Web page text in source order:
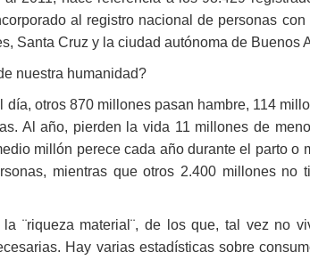
al registro nacional de personas
Santa Cruz y la ciudad autónoma de Buenos
nuestra humanidad?
otros 870 millones pasan hambre, 114
Al año, pierden la vida 11 millones de
millón perece cada año durante el parto o
mientras que otros 2.400 millones no
¨riqueza material¨, de los que, tal vez no
Hay varias estadísticas sobre